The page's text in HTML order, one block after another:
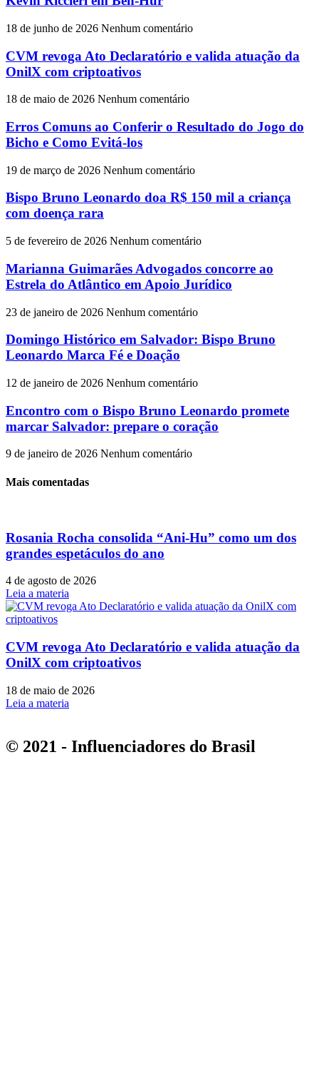
18 de junho de 2026 Nenhum comentário
CVM revoga Ato Declaratório e valida atuação da
OnilX com criptoativos
18 de maio de 2026 Nenhum comentário
Erros Comuns ao Conferir o Resultado do Jogo do
Bicho e Como Evitá-los
19 de março de 2026 Nenhum comentário
Bispo Bruno Leonardo doa R$ 150 mil a criança
com doença rara
5 de fevereiro de 2026 Nenhum comentário
Marianna Guimarães Advogados concorre ao
Estrela do Atlântico em Apoio Jurídico
23 de janeiro de 2026 Nenhum comentário
Domingo Histórico em Salvador: Bispo Bruno
Leonardo Marca Fé e Doação
12 de janeiro de 2026 Nenhum comentário
Encontro com o Bispo Bruno Leonardo promete
marcar Salvador: prepare o coração
9 de janeiro de 2026 Nenhum comentário
Mais comentadas
Rosania Rocha consolida “Ani-Hu” como um dos
grandes espetáculos do ano
4 de agosto de 2026
Leia a materia
CVM revoga Ato Declaratório e valida atuação da
OnilX com criptoativos
18 de maio de 2026
Leia a materia
© 2021 - Influenciadores do Brasil